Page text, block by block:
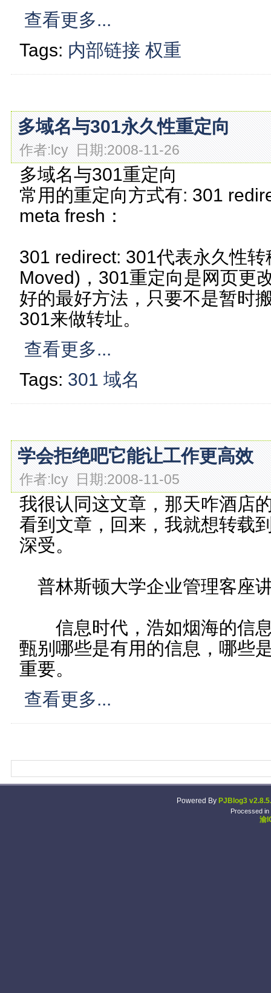
查看更多...
Tags: 内部链接 权重
多域名与301永久性重定向
作者:lcy 日期:2008-11-26
多域名与301重定向
常用的重定向方式有: 301
meta fresh：
301 redirect: 301代表永久性
Moved)，301重定向是网页更
好的最好方法，只要不是暂时
301来做转址。
查看更多...
Tags: 301 域名
学会拒绝吧它能让工作更高效
作者:lcy 日期:2008-11-05
我很认同这文章，那天咋酒店
看到文章，回来，我就想转载
深受。
普林斯顿大学企业管理客座
信息时代，浩如烟海的信息
甄别哪些是有用的信息，哪些
重要。
查看更多...
Powered By PJBlog3
Processed in
渝